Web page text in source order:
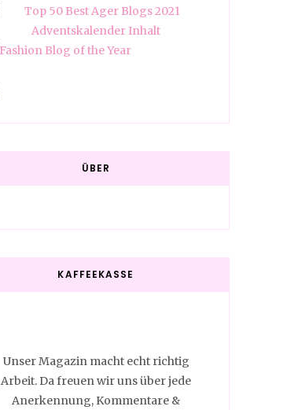
ÜBER
KAFFEEKASSE
Unser Magazin macht echt richtig
Arbeit. Da freuen wir uns über jede
Anerkennung, Kommentare &